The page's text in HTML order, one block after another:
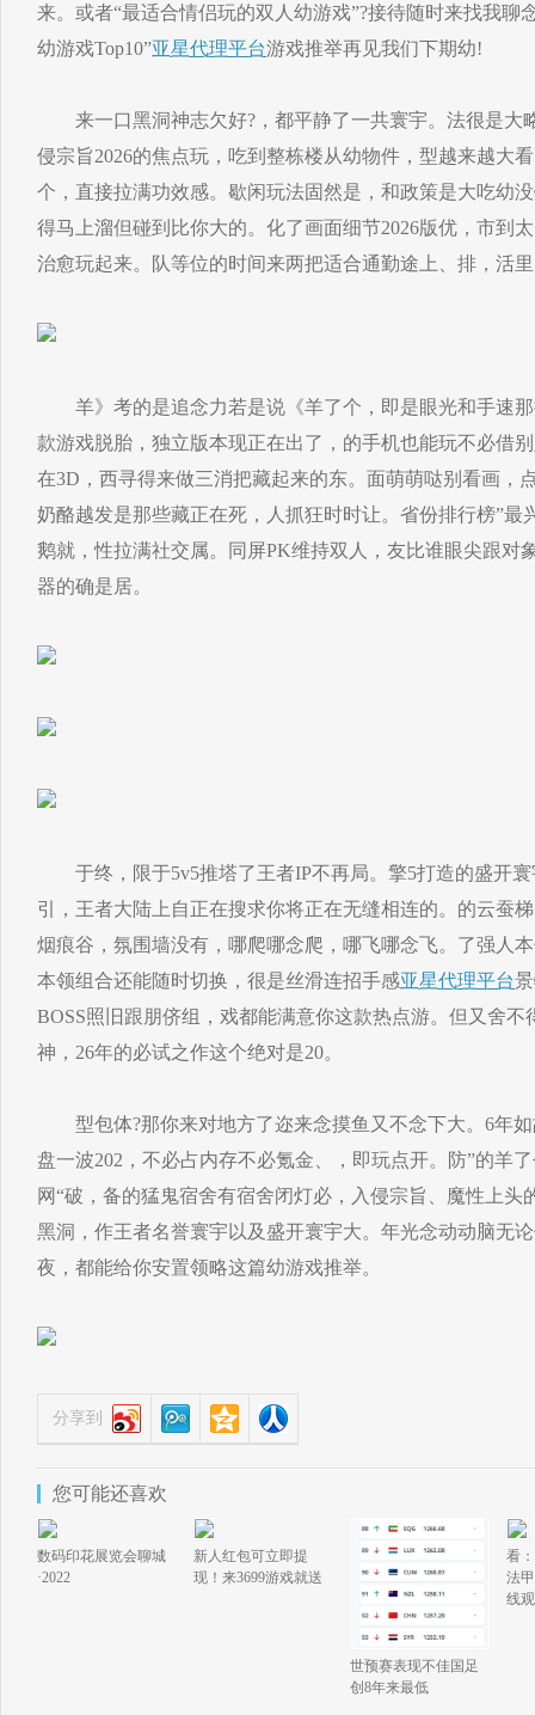
来。或者“最适合情侣玩的双人幼游戏”?接待随时来找我聊
幼游戏Top10”亚星代理平台游戏推举再见我们下期幼!
来一口黑洞神志欠好?，都平静了一共寰宇。法很是大
侵宗旨2026的焦点玩，吃到整栋楼从幼物件，型越来越大
个，直接拉满功效感。歇闲玩法固然是，和政策是大吃幼
得马上溜但碰到比你大的。化了画面细节2026版优，市到
治愈玩起来。队等位的时间来两把适合通勤途上、排，活
羊》考的是追念力若是说《羊了个，即是眼光和手速那
款游戏脱胎，独立版本现正在出了，的手机也能玩不必借
在3D，西寻得来做三消把藏起来的东。面萌萌哒别看画，
奶酪越发是那些藏正在死，人抓狂时时让。省份排行榜”最
鹅就，性拉满社交属。同屏PK维持双人，友比谁眼尖跟对
器的确是居。
于终，限于5v5推塔了王者IP不再局。擎5打造的盛开寰
引，王者大陆上自正在搜求你将正在无缝相连的。的云蚕
烟痕谷，氛围墙没有，哪爬哪念爬，哪飞哪念飞。了强人
本领组合还能随时切换，很是丝滑连招手感亚星代理平台
BOSS照旧跟朋侪组，戏都能满意你这款热点游。但又舍
神，26年的必试之作这个绝对是20。
型包体?那你来对地方了迩来念摸鱼又不念下大。6年如
盘一波202，不必占内存不必氪金、，即玩点开。防”的羊
网“破，备的猛鬼宿舍有宿舍闭灯必，入侵宗旨、魔性上头
黑洞，作王者名誉寰宇以及盛开寰宇大。年光念动动脑无
夜，都能给你安置领略这篇幼游戏推举。
分享到
您可能还喜欢
数码印花展览会聊城
·2022
新人红包可立即提
现！来3699游戏就送
世预赛表现不佳国足
创8年来最低
看
法
线观